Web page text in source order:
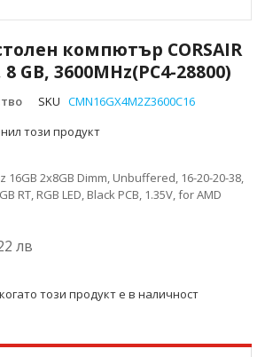
компютър CORSAIR
8 GB, 3600MHz(PC4-28800)
SKU CMN16GX4M2Z3600C16
този продукт
16GB 2x8GB Dimm, Unbuffered, 16-20-20-38,
RT, RGB LED, Black PCB, 1.35V, for AMD
лв
този продукт е в наличност